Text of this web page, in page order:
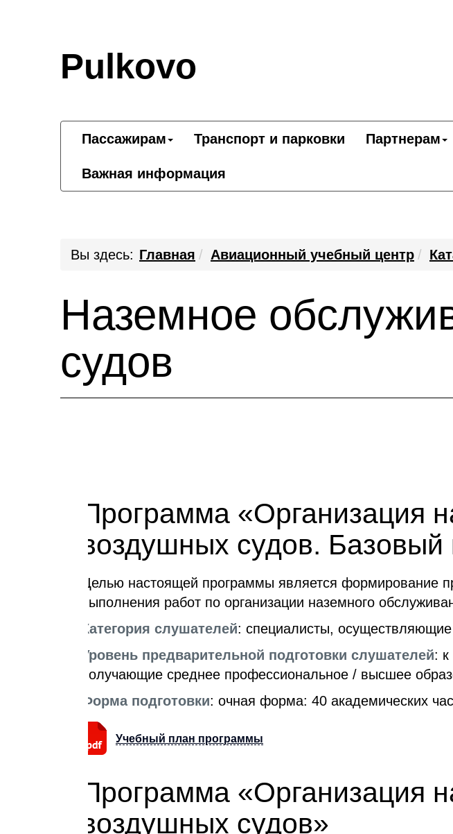
Pulkovo
Пассажирам Транспорт и парковки Партнерам
Важная информация
Вы здесь: Главная Авиационный учебный центр
Наземное
судов
Программа «Организация
воздушных судов. Базовый
Целью настоящей программы является формирование
выполнения работ по организации наземного
Категория слушателей: специалисты,
Уровень предварительной подготовки слушателей:
получающие среднее профессиональное / высшее
Форма подготовки: очная форма: 40 академических
Учебный план программы
Программа «Организация
воздушных судов»